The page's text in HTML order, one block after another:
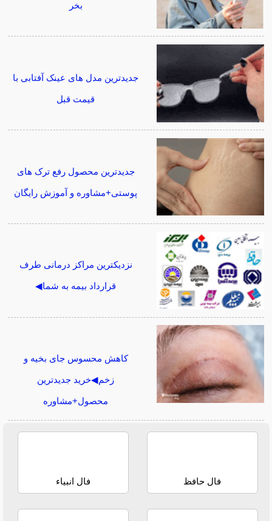
بخر
جدیدترین مدل های عینک آفتابی با
قیمت قبل
جدیدترین محصول رفع ترک های
پوستی+مشاوره و آموزش رایگان
نزدیکترین مراکز درمانی طرف
قرارداد بیمه به شما◀
کاهش محسوس جای بخیه و
زخم◀خرید جدیدترین
محصول+مشاوره
فال حافظ فال انبیاء